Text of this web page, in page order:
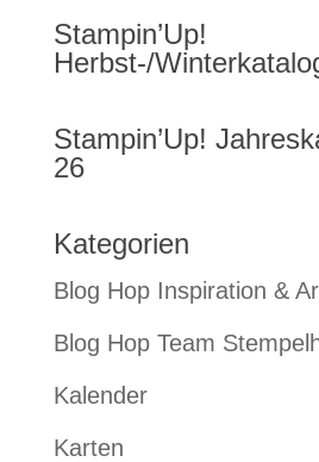
Stampin’Up!
Herbst-/
Stampin’Up!
26
Kategorien
Blog Hop Inspiration &
Blog Hop Team
Kalender
Karten